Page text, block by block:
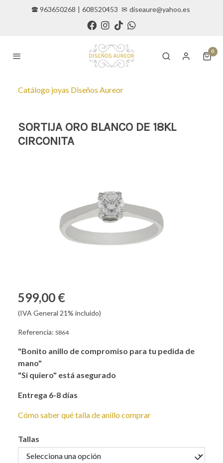
🕿 963650268 | 608520453 ✉ diseaure@yahoo.es
0
Catálogo joyas Diseños Aureor
SORTIJA ORO BLANCO DE 18KL
CIRCONITA
599,00 €
(IVA General 21% incluido)
Referencia: S864
"Bonito anillo de compromiso para tu pedida de
mano"
"Si quiero" está asegurado
Entrega 6-8 días
Cómo saber qué talla de anillo comprar
Tallas